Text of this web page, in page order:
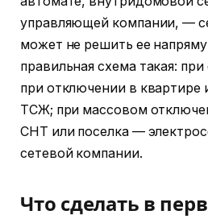
управляющей компании, —
может не решить ее
правильная схема такая:
при отключении в
ТСЖ; при массовом
СНТ или поселка —
сетевой компании.
Что сделать в